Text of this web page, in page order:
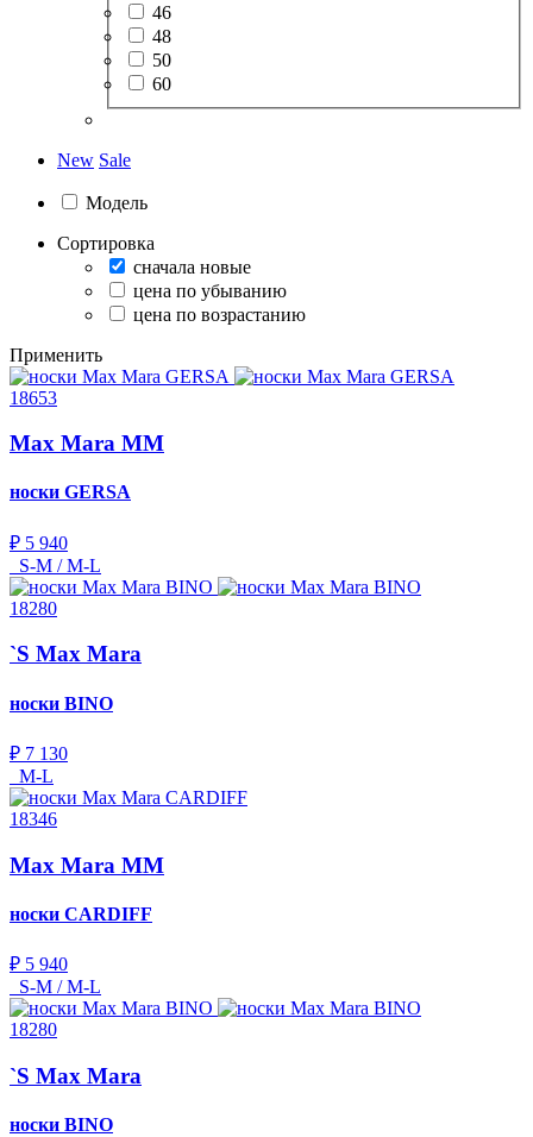
46
48
50
60
New Sale
Модель
Сортировка
сначала новые
цена по убыванию
цена по возрастанию
Применить
18653
Max Mara MM
носки GERSA
₽ 5 940
S-M / M-L
18280
`S Max Mara
носки BINO
₽ 7 130
M-L
18346
Max Mara MM
носки CARDIFF
₽ 5 940
S-M / M-L
18280
`S Max Mara
носки BINO